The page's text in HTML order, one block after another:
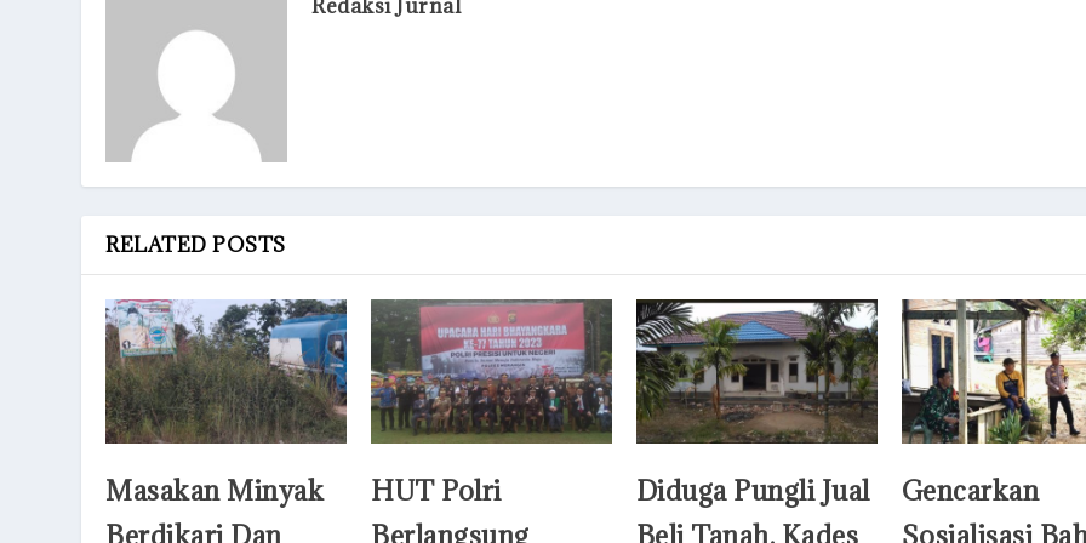
Redaksi Jurnal
RELATED POSTS
Masakan Minyak
Berdikari Dan
HUT Polri
Berlangsung
Diduga Pungli Jual
Beli Tanah, Kades
Gencarkan
Sosialisasi